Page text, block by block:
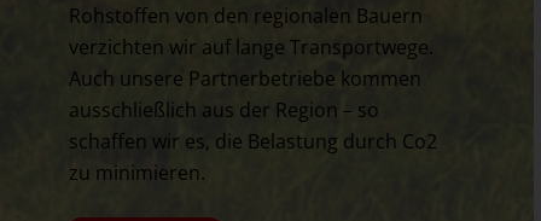
Rohstoffen von den regionalen Bauern
verzichten wir auf lange Transportwege.
Auch unsere Partnerbetriebe kommen
ausschließlich aus der Region – so
schaffen wir es, die Belastung durch Co2
zu minimieren.